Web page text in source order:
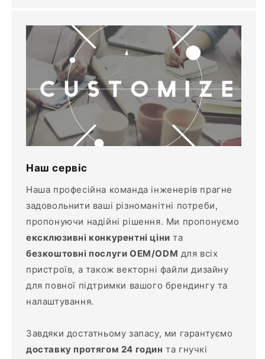
Наш сервіс
Наша професійна команда інженерів прагне
задовольнити ваші різноманітні потреби,
пропонуючи надійні рішення. Ми пропонуємо
ексклюзивні конкурентні ціни та
безкоштовні послуги OEM/ODM для всіх
пристроїв, а також векторні файли дизайну
для повної підтримки вашого брендингу та
налаштування.
Завдяки достатньому запасу, ми гарантуємо
доставку протягом 24 годин та гнучкі